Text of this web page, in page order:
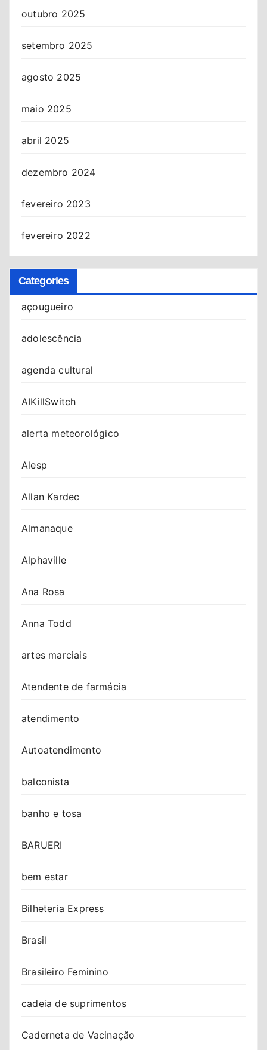
outubro 2025
setembro 2025
agosto 2025
maio 2025
abril 2025
dezembro 2024
fevereiro 2023
fevereiro 2022
Categories
açougueiro
adolescência
agenda cultural
AIKillSwitch
alerta meteorológico
Alesp
Allan Kardec
Almanaque
Alphaville
Ana Rosa
Anna Todd
artes marciais
Atendente de farmácia
atendimento
Autoatendimento
balconista
banho e tosa
BARUERI
bem estar
Bilheteria Express
Brasil
Brasileiro Feminino
cadeia de suprimentos
Caderneta de Vacinação